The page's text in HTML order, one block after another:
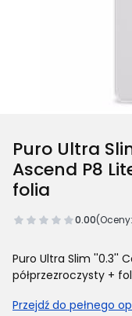
Puro Ultra
Ascend P8
folia
0.00
Puro Ultra Slim ''0.3''
półprzezroczysty +
Przejdź do pełnego